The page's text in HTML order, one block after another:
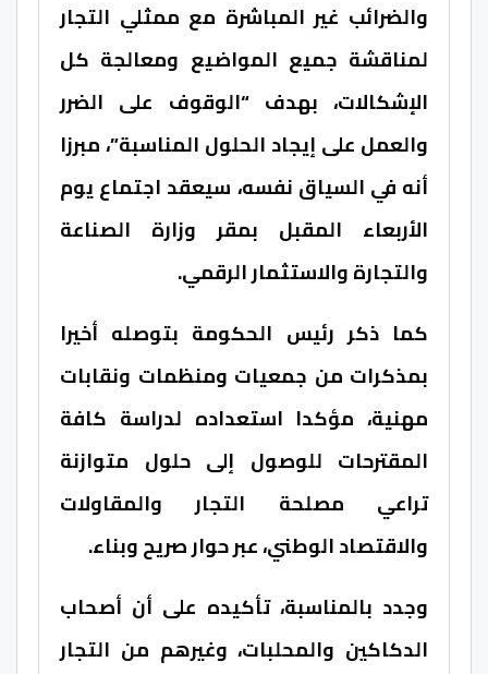
والضرائب غير المباشرة مع ممثلي التجار
لمناقشة جميع المواضيع ومعالجة كل
الإشكالات، بهدف “الوقوف على الضرر
والعمل على إيجاد الحلول المناسبة”، مبرزا
أنه في السياق نفسه، سيعقد اجتماع يوم
الأربعاء المقبل بمقر وزارة الصناعة
والتجارة والاستثمار الرقمي.
كما ذكر رئيس الحكومة بتوصله أخيرا
بمذكرات من جمعيات ومنظمات ونقابات
مهنية، مؤكدا استعداده لدراسة كافة
المقترحات للوصول إلى حلول متوازنة
تراعي مصلحة التجار والمقاولات
والاقتصاد الوطني، عبر حوار صريح وبناء.
وجدد بالمناسبة، تأكيده على أن أصحاب
الدكاكين والمحلبات، وغيرهم من التجار